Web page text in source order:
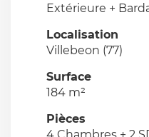
Extérieure +
Localisation
Villebeon (77)
Surface
184 m²
Pièces